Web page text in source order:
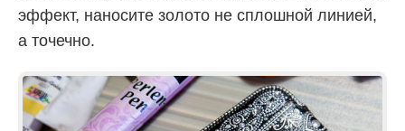
эффект, наносите золото не сплошной линией,
а точечно.